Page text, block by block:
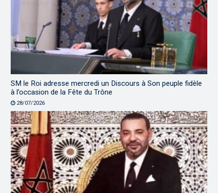
SM le Roi adresse mercredi un Discours à Son peuple fidèle
à l’occasion de la Fête du Trône
28/07/2026